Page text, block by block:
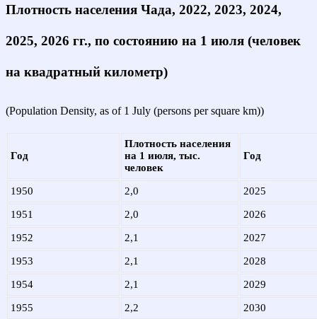
Плотность населения Чада, 2022, 2023, 2024,
2025, 2026 гг., по состоянию на 1 июля (человек
на квадратный километр)
(Population Density, as of 1 July (persons per square km))
Год
Плотность населения
на 1 июля, тыс.
человек
Год
1950 2,0 2025
1951 2,0 2026
1952 2,1 2027
1953 2,1 2028
1954 2,1 2029
1955 2,2 2030